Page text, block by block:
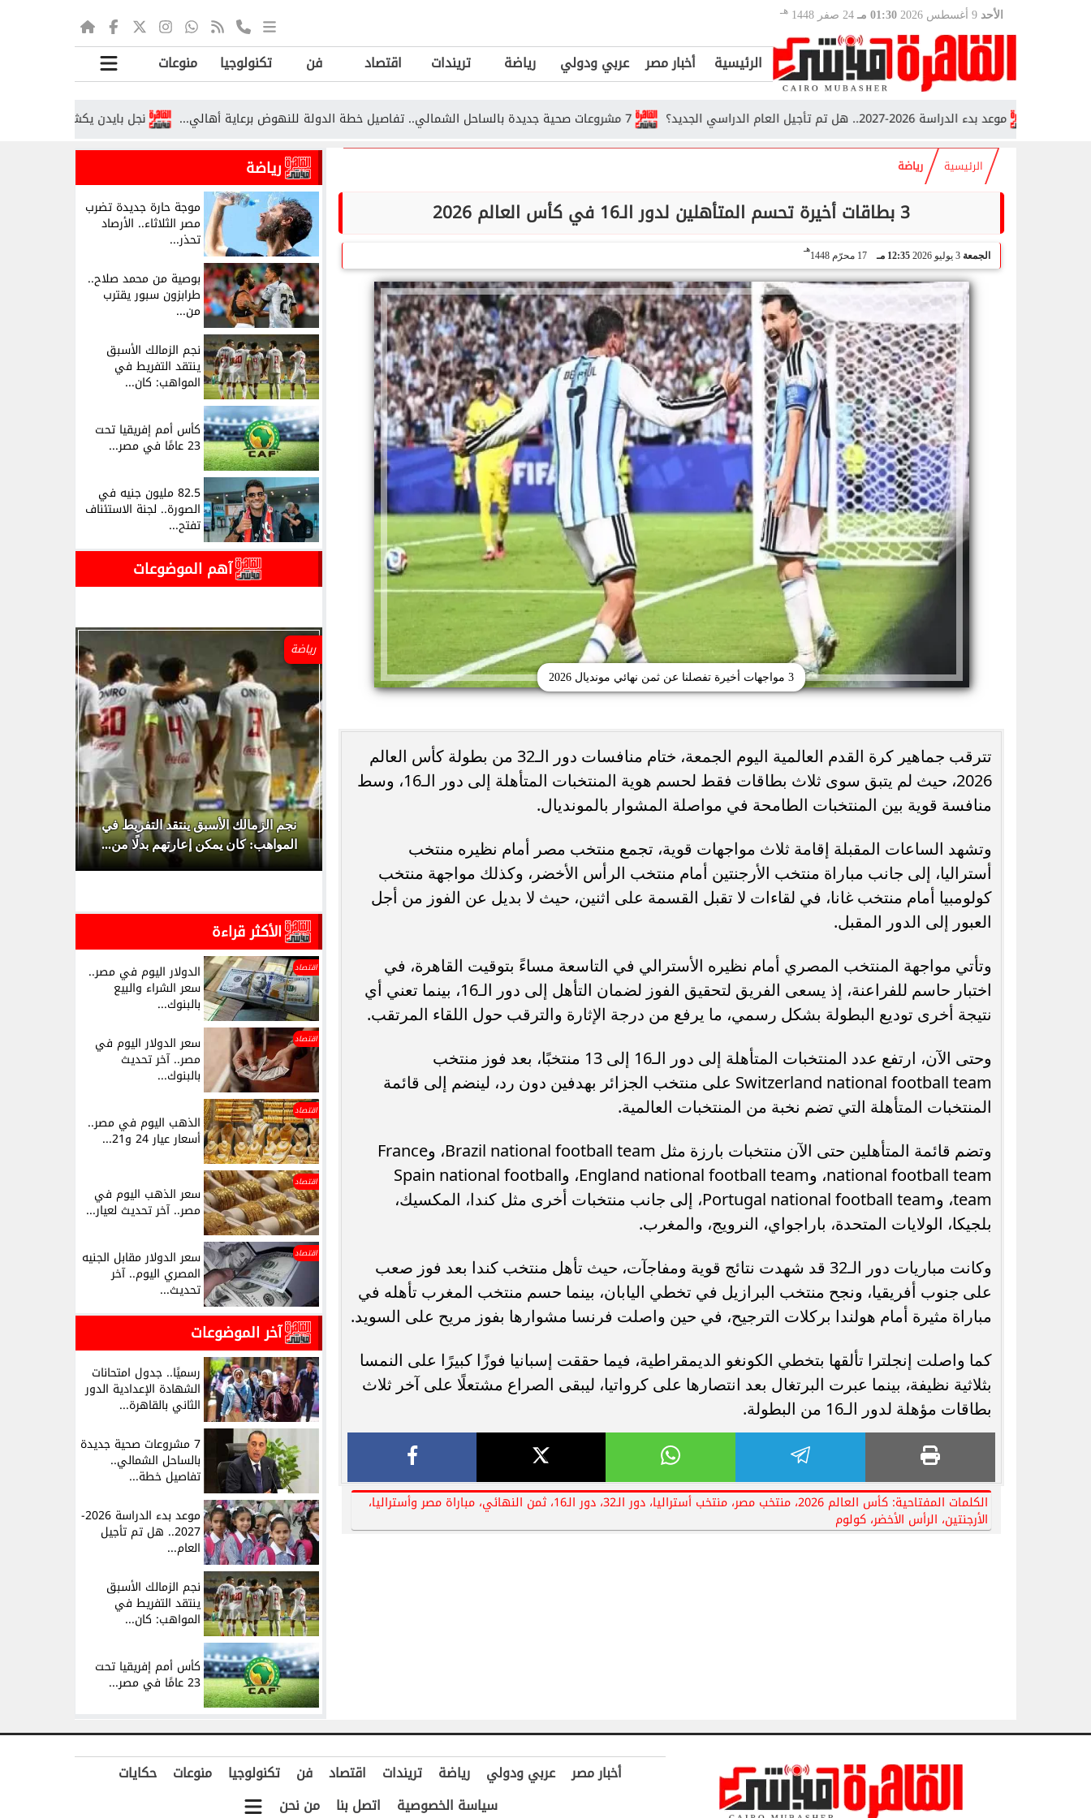
الأحد 01:30 مـ 24 صفر 1448 هـ
الرئيسية أخبار مصر عربي ودولي رياضة تريندات اقتصاد فن تكنولوجيا منوعات
نجل بايدن يكشف تطورات صادمة 7 مشروعات صحية جديدة بالساحل الشمالي.. تفاصيل خطة الدولة للنهوض برعاية أهالي... موعد بدء الدراسة 2026-2027.. هل تم تأجيل العام الدراسي الجديد؟
الرئيسية رياضة
3 بطاقات أخيرة تحسم المتأهلين لدور الـ16 في كأس العالم 2026
الجمعة 3 يوليو 2026 12:35 مـ 17 محرّم 1448
هـ
3 مواجهات أخيرة تفصلنا عن ثمن نهائي مونديال 2026
تترقب جماهير كرة القدم العالمية اليوم الجمعة، ختام منافسات دور الـ32 من بطولة كأس العالم
2026، حيث لم يتبق سوى ثلاث بطاقات فقط لحسم هوية المنتخبات المتأهلة إلى دور الـ16، وسط
منافسة قوية بين المنتخبات الطامحة في مواصلة المشوار بالمونديال.
وتشهد الساعات المقبلة إقامة ثلاث مواجهات قوية، تجمع منتخب مصر أمام نظيره منتخب
أستراليا، إلى جانب مباراة منتخب الأرجنتين أمام منتخب الرأس الأخضر، وكذلك مواجهة منتخب
كولومبيا أمام منتخب غانا، في لقاءات لا تقبل القسمة على اثنين، حيث لا بديل عن الفوز من أجل
العبور إلى الدور المقبل.
وتأتي مواجهة المنتخب المصري أمام نظيره الأسترالي في التاسعة مساءً بتوقيت القاهرة، في
اختبار حاسم للفراعنة، إذ يسعى الفريق لتحقيق الفوز لضمان التأهل إلى دور الـ16، بينما تعني أي
نتيجة أخرى توديع البطولة بشكل رسمي، ما يرفع من درجة الإثارة والترقب حول اللقاء المرتقب.
وحتى الآن، ارتفع عدد المنتخبات المتأهلة إلى دور الـ16 إلى 13 منتخبًا، بعد فوز منتخب
Switzerland national football team على منتخب الجزائر بهدفين دون رد، لينضم إلى قائمة
المنتخبات المتأهلة التي تضم نخبة من المنتخبات العالمية.
وتضم قائمة المتأهلين حتى الآن منتخبات بارزة مثل Brazil national football team، وFrance
national football team، وEngland national football team، وSpain national football
team، وPortugal national football team، إلى جانب منتخبات أخرى مثل كندا، المكسيك،
بلجيكا، الولايات المتحدة، باراجواي، النرويج، والمغرب.
وكانت مباريات دور الـ32 قد شهدت نتائج قوية ومفاجآت، حيث تأهل منتخب كندا بعد فوز صعب
على جنوب أفريقيا، ونجح منتخب البرازيل في تخطي اليابان، بينما حسم منتخب المغرب تأهله في
مباراة مثيرة أمام هولندا بركلات الترجيح، في حين واصلت فرنسا مشوارها بفوز مريح على السويد.
كما واصلت إنجلترا تألقها بتخطي الكونغو الديمقراطية، فيما حققت إسبانيا فوزًا كبيرًا على النمسا
بثلاثية نظيفة، بينما عبرت البرتغال بعد انتصارها على كرواتيا، ليبقى الصراع مشتعلًا على آخر ثلاث
بطاقات مؤهلة لدور الـ16 من البطولة.
الكلمات المفتاحية: كأس العالم 2026، منتخب مصر، منتخب أستراليا، دور الـ32، دور الـ16، ثمن النهائي، مباراة مصر وأستراليا،
الأرجنتين، الرأس الأخضر، كولوم
رياضة
موجة حارة جديدة تضرب
مصر الثلاثاء.. الأرصاد
تحذر...
بوصية من محمد صلاح..
طرابزون سبور يقترب
من...
نجم الزمالك الأسبق
ينتقد التفريط في
المواهب: كان...
كأس أمم إفريقيا تحت
23 عامًا في مصر...
82.5 مليون جنيه في
الصورة.. لجنة الاستئناف
تفتح...
آهم الموضوعات
الدور الثاني بالقاهرة 2026
تفاصيل خطة الدولة للنهوض برعاية أهالي...
العام الدراسي الجديد؟
رياضة
نجم الزمالك الأسبق ينتقد التفريط في
المواهب: كان يمكن إعارتهم بدلًا من...
الأكثر قراءة
اقتصاد الدولار اليوم في مصر..
سعر الشراء والبيع
بالبنوك...
اقتصاد سعر الدولار اليوم في
مصر.. آخر تحديث
بالبنوك...
اقتصاد
الذهب اليوم في مصر..
أسعار عيار 24 و21...
اقتصاد
سعر الذهب اليوم في
مصر.. آخر تحديث لعيار...
اقتصاد سعر الدولار مقابل الجنيه
المصري اليوم.. آخر
تحديث...
آخر الموضوعات
رسميًا.. جدول امتحانات
الشهادة الإعدادية الدور
الثاني بالقاهرة...
7 مشروعات صحية جديدة
بالساحل الشمالي..
تفاصيل خطة...
موعد بدء الدراسة 2026-
2027.. هل تم تأجيل
العام...
نجم الزمالك الأسبق
ينتقد التفريط في
المواهب: كان...
كأس أمم إفريقيا تحت
23 عامًا في مصر...
أخبار مصر عربي ودولي رياضة تريندات اقتصاد فن تكنولوجيا منوعات
حكايات
سياسة الخصوصية
اتصل بنا من نحن